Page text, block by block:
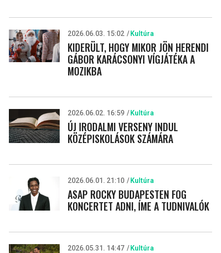
2026.06.03. 15:02 Kultúra
KIDERÜLT, HOGY MIKOR JÖN HERENDI
GÁBOR KARÁCSONYI VÍGJÁTÉKA A
MOZIKBA
2026.06.02. 16:59 Kultúra
ÚJ IRODALMI VERSENY INDUL
KÖZÉPISKOLÁSOK SZÁMÁRA
2026.06.01. 21:10 Kultúra
ASAP ROCKY BUDAPESTEN FOG
KONCERTET ADNI, ÍME A TUDNIVALÓK
2026.05.31. 14:47 Kultúra